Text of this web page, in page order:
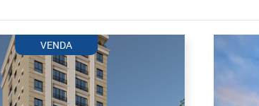
VENDA